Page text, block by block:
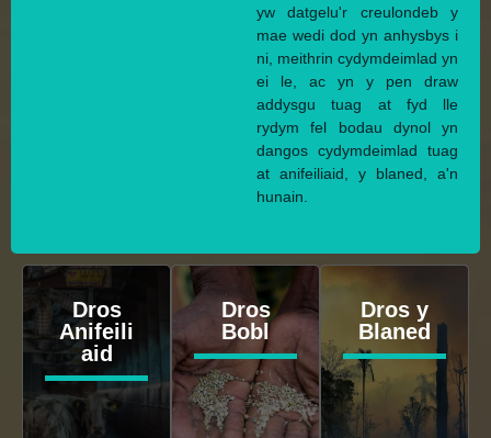
yw datgelu'r creulondeb y
mae wedi dod yn anhysbys i
ni, meithrin cydymdeimlad yn
ei le, ac yn y pen draw
addysgu tuag at fyd lle
rydym fel bodau dynol yn
dangos cydymdeimlad tuag
at anifeiliaid, y blaned, a'n
hunain.
Dros
Anifeili
aid
Dros
Bobl
Dros y
Blaned